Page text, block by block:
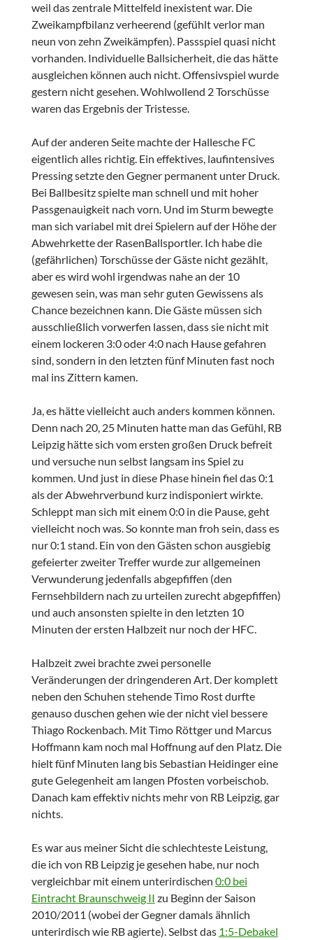
weil das zentrale Mittelfeld inexistent war. Die
Zweikampfbilanz verheerend (gefühlt verlor man
neun von zehn Zweikämpfen). Passspiel quasi nicht
vorhanden. Individuelle Ballsicherheit, die das hätte
ausgleichen können auch nicht. Offensivspiel wurde
gestern nicht gesehen. Wohlwollend 2 Torschüsse
waren das Ergebnis der Tristesse.
Auf der anderen Seite machte der Hallesche FC
eigentlich alles richtig. Ein effektives, laufintensives
Pressing setzte den Gegner permanent unter Druck.
Bei Ballbesitz spielte man schnell und mit hoher
Passgenauigkeit nach vorn. Und im Sturm bewegte
man sich variabel mit drei Spielern auf der Höhe der
Abwehrkette der RasenBallsportler. Ich habe die
(gefährlichen) Torschüsse der Gäste nicht gezählt,
aber es wird wohl irgendwas nahe an der 10
gewesen sein, was man sehr guten Gewissens als
Chance bezeichnen kann. Die Gäste müssen sich
ausschließlich vorwerfen lassen, dass sie nicht mit
einem lockeren 3:0 oder 4:0 nach Hause gefahren
sind, sondern in den letzten fünf Minuten fast noch
mal ins Zittern kamen.
Ja, es hätte vielleicht auch anders kommen können.
Denn nach 20, 25 Minuten hatte man das Gefühl, RB
Leipzig hätte sich vom ersten großen Druck befreit
und versuche nun selbst langsam ins Spiel zu
kommen. Und just in diese Phase hinein fiel das 0:1
als der Abwehrverbund kurz indisponiert wirkte.
Schleppt man sich mit einem 0:0 in die Pause, geht
vielleicht noch was. So konnte man froh sein, dass es
nur 0:1 stand. Ein von den Gästen schon ausgiebig
gefeierter zweiter Treffer wurde zur allgemeinen
Verwunderung jedenfalls abgepfiffen (den
Fernsehbildern nach zu urteilen zurecht abgepfiffen)
und auch ansonsten spielte in den letzten 10
Minuten der ersten Halbzeit nur noch der HFC.
Halbzeit zwei brachte zwei personelle
Veränderungen der dringenderen Art. Der komplett
neben den Schuhen stehende Timo Rost durfte
genauso duschen gehen wie der nicht viel bessere
Thiago Rockenbach. Mit Timo Röttger und Marcus
Hoffmann kam noch mal Hoffnung auf den Platz. Die
hielt fünf Minuten lang bis Sebastian Heidinger eine
gute Gelegenheit am langen Pfosten vorbeischob.
Danach kam effektiv nichts mehr von RB Leipzig, gar
nichts.
Es war aus meiner Sicht die schlechteste Leistung,
die ich von RB Leipzig je gesehen habe, nur noch
vergleichbar mit einem unterirdischen 0:0 bei
Eintracht Braunschweig II zu Beginn der Saison
2010/2011 (wobei der Gegner damals ähnlich
unterirdisch wie RB agierte). Selbst das 1:5-Debakel